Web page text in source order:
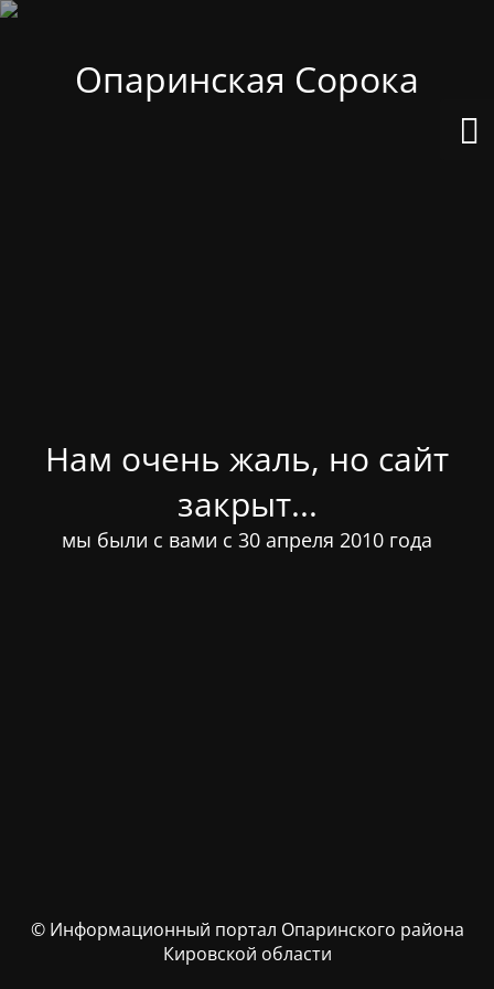
Опаринская Сорока
Нам очень жаль, но сайт
закрыт...
мы были с вами с 30 апреля 2010 года
© Информационный портал Опаринского района
Кировской области